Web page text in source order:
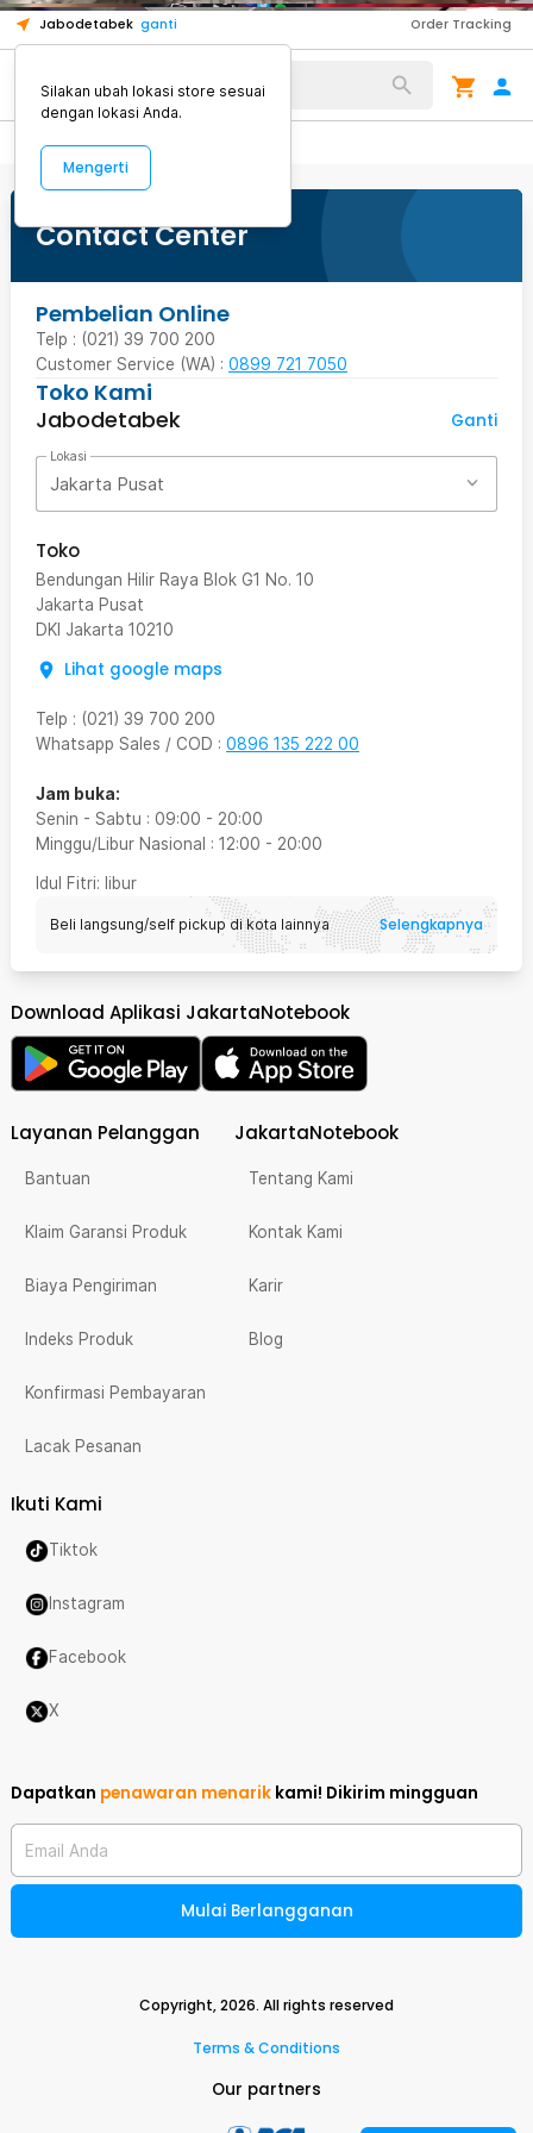
Jabodetabek ganti Order Tracking
Alat Kopi
nyeri. 1
1
Contact Center
Pembelian Online
Telp : (021) 39 700 200
Customer Service (WA) : 0899 721 7050
Toko Kami
Jabodetabek
Ganti
Lokasi
Jakarta Pusat
Toko
Bendungan Hilir Raya Blok G1 No. 10
Jakarta Pusat
DKI Jakarta 10210
Lihat google maps
Telp : (021) 39 700 200
Whatsapp Sales / COD : 0896 135 222 00
Jam buka:
Senin - Sabtu : 09:00 - 20:00
Minggu/Libur Nasional : 12:00 - 20:00
Idul Fitri: libur
Beli langsung/self pickup di kota lainnya Selengkapnya
Download Aplikasi JakartaNotebook
Layanan Pelanggan
Bantuan
Klaim Garansi Produk
Biaya Pengiriman
Indeks Produk
Konfirmasi Pembayaran
Lacak Pesanan
JakartaNotebook
Tentang Kami
Kontak Kami
Karir
Blog
Ikuti Kami
Tiktok
Instagram
Facebook
X
Dapatkan penawaran menarik kami! Dikirim mingguan
Email Anda
Mulai Berlangganan
Copyright,2026. All rights reserved
Terms & Conditions
Our partners
Silakan ubah lokasi store sesuai
dengan lokasi Anda.
Mengerti